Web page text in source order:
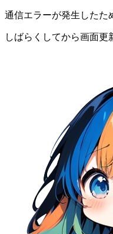
通信エラーが発生したた
しばらくしてから画面更